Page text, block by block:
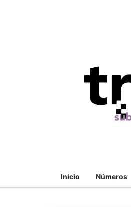
Inicio Números